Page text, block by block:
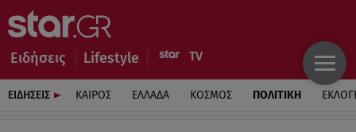
Ειδήσεις Lifestyle
ΕΙΔΗΣΕΙΣ ΚΑΙΡΟΣ ΕΛΛΑΔΑ ΚΟΣΜΟΣ ΠΟΛΙΤΙΚΗ